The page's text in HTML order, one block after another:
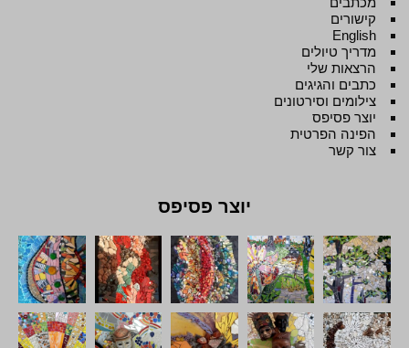
קישורים
English
מדריך טיולים
הרצאות שלי
כתבים והגיגים
צילומים וסירטונים
יוצר פסיפס
הפינה הפרטית
צור קשר
יוצר פסיפס